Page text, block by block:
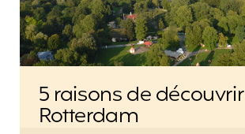
5 raisons de découvrir
Rotterdam